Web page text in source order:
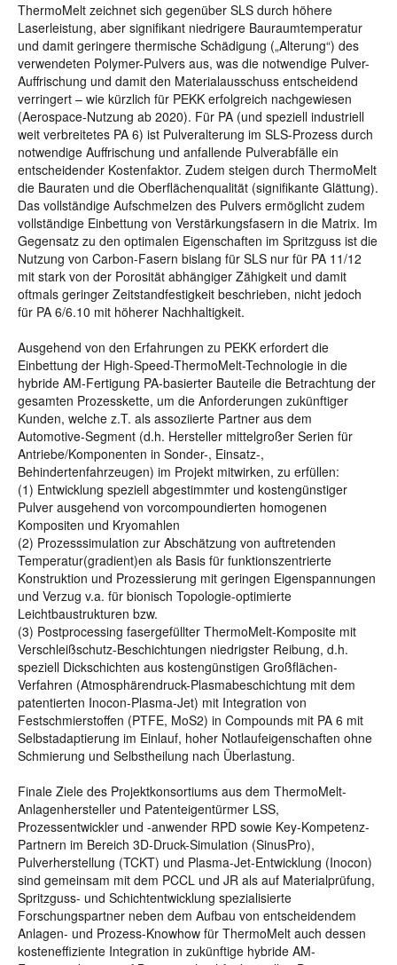
ThermoMelt zeichnet sich gegenüber SLS durch höhere
Laserleistung, aber signifikant niedrigere Bauraumtemperatur
und damit geringere thermische Schädigung („Alterung“) des
verwendeten Polymer-Pulvers aus, was die notwendige Pulver-
Auffrischung und damit den Materialausschuss entscheidend
verringert – wie kürzlich für PEKK erfolgreich nachgewiesen
(Aerospace-Nutzung ab 2020). Für PA (und speziell industriell
weit verbreitetes PA 6) ist Pulveralterung im SLS-Prozess durch
notwendige Auffrischung und anfallende Pulverabfälle ein
entscheidender Kostenfaktor. Zudem steigen durch ThermoMelt
die Bauraten und die Oberflächenqualität (signifikante Glättung).
Das vollständige Aufschmelzen des Pulvers ermöglicht zudem
vollständige Einbettung von Verstärkungsfasern in die Matrix. Im
Gegensatz zu den optimalen Eigenschaften im Spritzguss ist die
Nutzung von Carbon-Fasern bislang für SLS nur für PA 11/12
mit stark von der Porosität abhängiger Zähigkeit und damit
oftmals geringer Zeitstandfestigkeit beschrieben, nicht jedoch
für PA 6/6.10 mit höherer Nachhaltigkeit.
Ausgehend von den Erfahrungen zu PEKK erfordert die
Einbettung der High-Speed-ThermoMelt-Technologie in die
hybride AM-Fertigung PA-basierter Bauteile die Betrachtung der
gesamten Prozesskette, um die Anforderungen zukünftiger
Kunden, welche z.T. als assoziierte Partner aus dem
Automotive-Segment (d.h. Hersteller mittelgroßer Serien für
Antriebe/Komponenten in Sonder-, Einsatz-,
Behindertenfahrzeugen) im Projekt mitwirken, zu erfüllen:
(1) Entwicklung speziell abgestimmter und kostengünstiger
Pulver ausgehend von vorcompoundierten homogenen
Kompositen und Kryomahlen
(2) Prozesssimulation zur Abschätzung von auftretenden
Temperatur(gradient)en als Basis für funktionszentrierte
Konstruktion und Prozessierung mit geringen Eigenspannungen
und Verzug v.a. für bionisch Topologie-optimierte
Leichtbaustrukturen bzw.
(3) Postprocessing fasergefüllter ThermoMelt-Komposite mit
Verschleißschutz-Beschichtungen niedrigster Reibung, d.h.
speziell Dickschichten aus kostengünstigen Großflächen-
Verfahren (Atmosphärendruck-Plasmabeschichtung mit dem
patentierten Inocon-Plasma-Jet) mit Integration von
Festschmierstoffen (PTFE, MoS2) in Compounds mit PA 6 mit
Selbstadaptierung im Einlauf, hoher Notlaufeigenschaften ohne
Schmierung und Selbstheilung nach Überlastung.
Finale Ziele des Projektkonsortiums aus dem ThermoMelt-
Anlagenhersteller und Patenteigentürmer LSS,
Prozessentwickler und -anwender RPD sowie Key-Kompetenz-
Partnern im Bereich 3D-Druck-Simulation (SinusPro),
Pulverherstellung (TCKT) und Plasma-Jet-Entwicklung (Inocon)
sind gemeinsam mit dem PCCL und JR als auf Materialprüfung,
Spritzguss- und Schichtentwicklung spezialisierte
Forschungspartner neben dem Aufbau von entscheidendem
Anlagen- und Prozess-Knowhow für ThermoMelt auch dessen
kosteneffiziente Integration in zukünftige hybride AM-